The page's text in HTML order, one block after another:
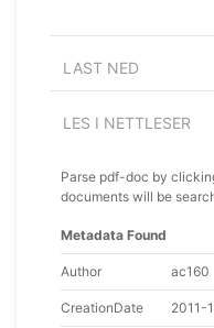
LAST NED
LES I NETTLESER
Parse pdf-doc by
documents will be
Metadata Found
Author ac160
CreationDate 2011-